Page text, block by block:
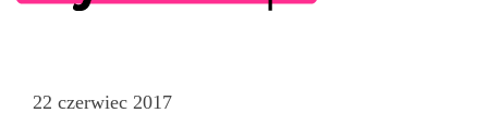
22 czerwiec 2017